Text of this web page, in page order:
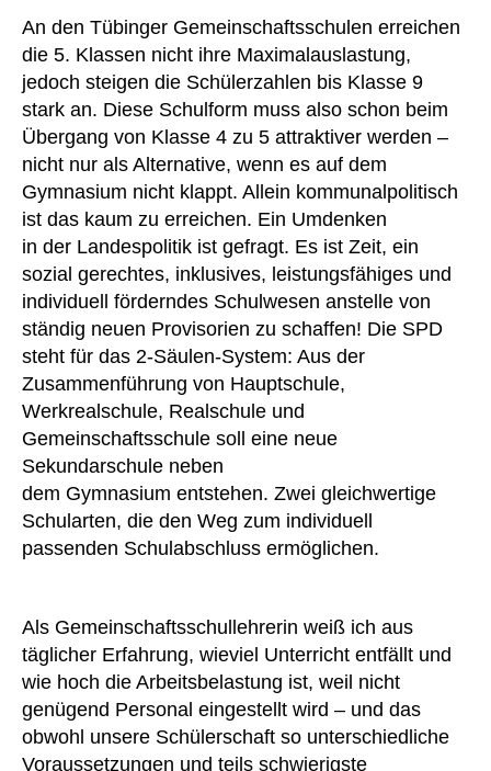
An den Tübinger Gemeinschaftsschulen erreichen
die 5. Klassen nicht ihre Maximalauslastung,
jedoch steigen die Schülerzahlen bis Klasse 9
stark an. Diese Schulform muss also schon beim
Übergang von Klasse 4 zu 5 attraktiver werden –
nicht nur als Alternative, wenn es auf dem
Gymnasium nicht klappt. Allein kommunalpolitisch
ist das kaum zu erreichen. Ein Umdenken
in der Landespolitik ist gefragt. Es ist Zeit, ein
sozial gerechtes, inklusives, leistungsfähiges und
individuell förderndes Schulwesen anstelle von
ständig neuen Provisorien zu schaffen! Die SPD
steht für das 2-Säulen-System: Aus der
Zusammenführung von Hauptschule,
Werkrealschule, Realschule und
Gemeinschaftsschule soll eine neue
Sekundarschule neben
dem Gymnasium entstehen. Zwei gleichwertige
Schularten, die den Weg zum individuell
passenden Schulabschluss ermöglichen.
Als Gemeinschaftsschullehrerin weiß ich aus
täglicher Erfahrung, wieviel Unterricht entfällt und
wie hoch die Arbeitsbelastung ist, weil nicht
genügend Personal eingestellt wird – und das
obwohl unsere Schülerschaft so unterschiedliche
Voraussetzungen und teils schwierigste